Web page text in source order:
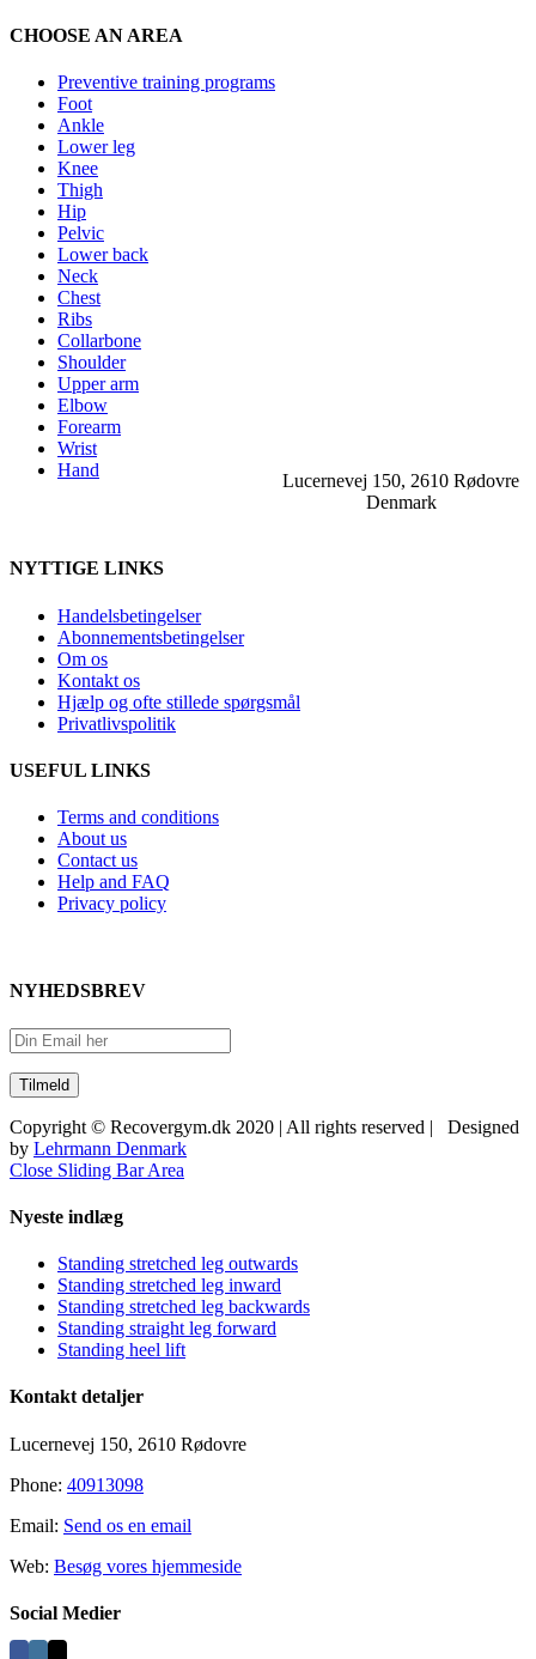
CHOOSE AN AREA
Preventive training programs
Foot
Ankle
Lower leg
Knee
Thigh
Hip
Pelvic
Lower back
Neck
Chest
Ribs
Collarbone
Shoulder
Upper arm
Elbow
Forearm
Wrist
Hand
Lucernevej 150, 2610 Rødovre
Denmark
NYTTIGE LINKS
Handelsbetingelser
Abonnementsbetingelser
Om os
Kontakt os
Hjælp og ofte stillede spørgsmål
Privatlivspolitik
USEFUL LINKS
Terms and conditions
About us
Contact us
Help and FAQ
Privacy policy
NYHEDSBREV
Copyright © Recovergym.dk 2020 | All rights reserved | Designed
by Lehrmann Denmark
Close Sliding Bar Area
Nyeste indlæg
Standing stretched leg outwards
Standing stretched leg inward
Standing stretched leg backwards
Standing straight leg forward
Standing heel lift
Kontakt detaljer
Lucernevej 150, 2610 Rødovre
Phone: 40913098
Email: Send os en email
Web: Besøg vores hjemmeside
Social Medier